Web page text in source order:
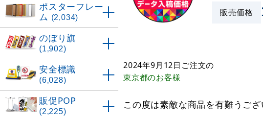
販売価格
2024年9月12日 ご注文の
東京都のお客様
この度は素敵な商品を有難うござ
ポスターフレー
ム (2,034)
のぼり旗
(1,902)
安全標識
(6,028)
販促POP
(2,225)